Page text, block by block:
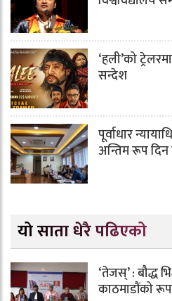
‘हली’को
सन्देश
पूर्वाधार
अन्तिम रूप
यो साता धेरै पढिएको
‘तेजस्’ : बौद्ध
काठमाडौंको